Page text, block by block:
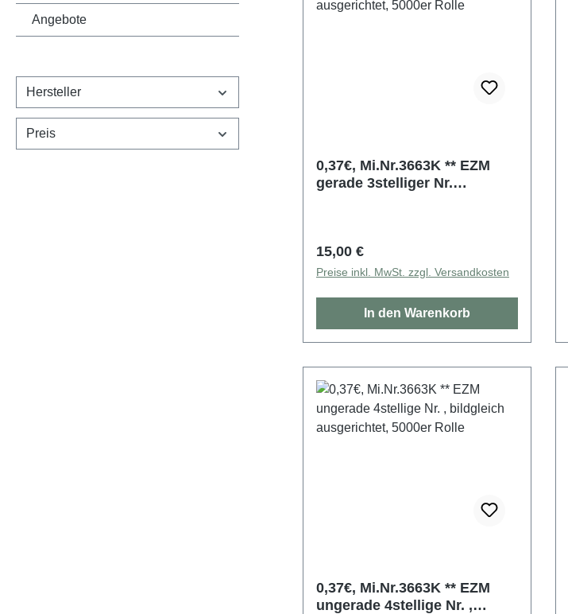
Angebote
Hersteller
Preis
0,37€, Mi.Nr.3663K ** EZM
gerade 3stelliger Nr.
Regulärer Preis:
15,00 €
Preise inkl. MwSt. zzgl. Versandkosten
In den Warenkorb
0,37€, Mi.Nr.3663K ** EZM
ungerade 4stellige Nr. ,